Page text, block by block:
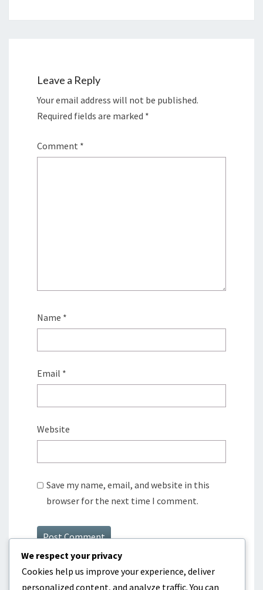
Leave a Reply
Your email address will not be published.
Required fields are marked *
Comment *
Name *
Email *
Website
Save my name, email, and website in this
browser for the next time I comment.
We respect your privacy
Cookies help us improve your experience, deliver
personalized content, and analyze traffic. You can